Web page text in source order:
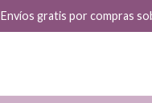
Envíos gratis por compras